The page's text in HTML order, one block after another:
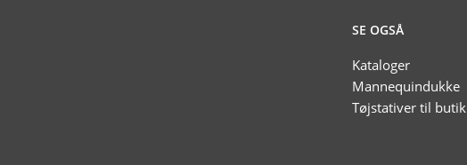
SE OGSÅ
Kataloger
Mannequindukke
Tøjstativer til butik